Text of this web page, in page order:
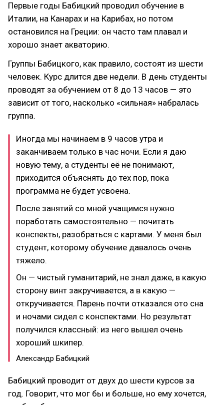
Первые годы Бабицкий проводил обучение в
Италии, на Канарах и на Карибах, но потом
остановился на Греции: он часто там плавал и
хорошо знает акваторию.
Группы Бабицкого, как правило, состоят из шести
человек. Курс длится две недели. В день студенты
проводят за обучением от 8 до 13 часов — это
зависит от того, насколько «сильная» набралась
группа.
Иногда мы начинаем в 9 часов утра и
заканчиваем только в час ночи. Если я даю
новую тему, а студенты её не понимают,
приходится объяснять до тех пор, пока
программа не будет усвоена.
После занятий со мной учащимся нужно
поработать самостоятельно — почитать
конспекты, разобраться с картами. У меня был
студент, которому обучение давалось очень
тяжело.
Он — чистый гуманитарий, не знал даже, в какую
сторону винт закручивается, а в какую —
откручивается. Парень почти отказался ото сна
и ночами сидел с конспектами. Но результат
получился классный: из него вышел очень
хороший шкипер.
Александр Бабицкий
Бабицкий проводит от двух до шести курсов за
год. Говорит, что мог бы и больше, но ему хочется,